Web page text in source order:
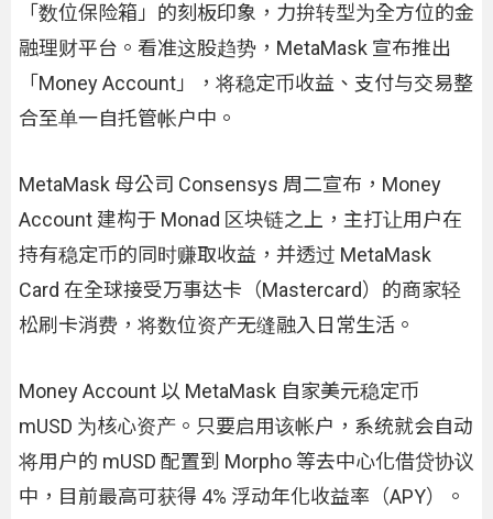
「数位保险箱」的刻板印象，力拚转型为全方位的金
融理财平台。看准这股趋势，MetaMask 宣布推出
「Money Account」，将稳定币收益、支付与交易整
合至单一自托管帐户中。
MetaMask 母公司 Consensys 周二宣布，Money
Account 建构于 Monad 区块链之上，主打让用户在
持有稳定币的同时赚取收益，并透过 MetaMask
Card 在全球接受万事达卡（Mastercard）的商家轻
松刷卡消费，将数位资产无缝融入日常生活。
Money Account 以 MetaMask 自家美元稳定币
mUSD 为核心资产。只要启用该帐户，系统就会自动
将用户的 mUSD 配置到 Morpho 等去中心化借贷协议
中，目前最高可获得 4% 浮动年化收益率（APY）。